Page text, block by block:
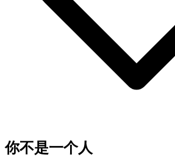
你不是一个人